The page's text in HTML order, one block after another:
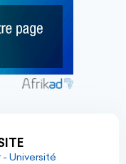
Université